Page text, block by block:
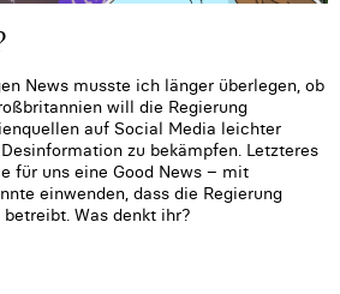
News musste ich länger überlegen, ob
will die Regierung
auf Social Media leichter
zu bekämpfen. Letzteres
für uns eine Good News – mit
einwenden, dass die Regierung
Was denkt ihr?